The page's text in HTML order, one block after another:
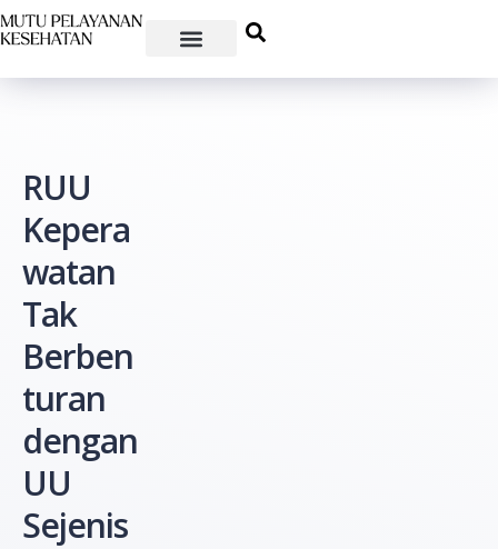
RUU
Kepera
watan
Tak
Berben
turan
dengan
UU
Sejenis